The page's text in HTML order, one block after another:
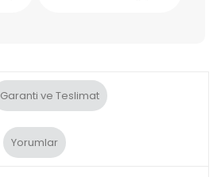
Garanti ve Teslimat
Yorumlar